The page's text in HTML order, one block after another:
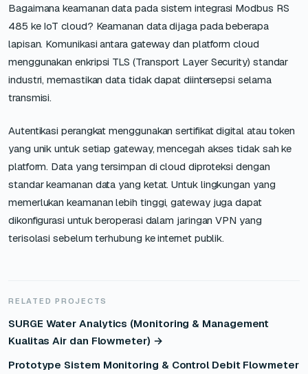
Bagaimana keamanan data pada sistem integrasi Modbus RS
485 ke IoT cloud? Keamanan data dijaga pada beberapa
lapisan. Komunikasi antara gateway dan platform cloud
menggunakan enkripsi TLS (Transport Layer Security) standar
industri, memastikan data tidak dapat diintersepsi selama
transmisi.
Autentikasi perangkat menggunakan sertifikat digital atau token
yang unik untuk setiap gateway, mencegah akses tidak sah ke
platform. Data yang tersimpan di cloud diproteksi dengan
standar keamanan data yang ketat. Untuk lingkungan yang
memerlukan keamanan lebih tinggi, gateway juga dapat
dikonfigurasi untuk beroperasi dalam jaringan VPN yang
terisolasi sebelum terhubung ke internet publik.
RELATED PROJECTS
SURGE Water Analytics (Monitoring & Management
Kualitas Air dan Flowmeter) →
Prototype Sistem Monitoring & Control Debit Flowmeter